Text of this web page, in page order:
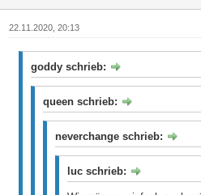
22.11.2020, 20:13
goddy schrieb:
queen schrieb:
neverchange schrieb:
luc schrieb: